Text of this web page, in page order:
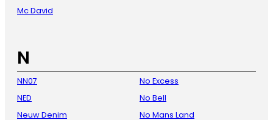
Mc David
N
NN07
NED
Neuw Denim
No Excess
No Bell
No Mans Land